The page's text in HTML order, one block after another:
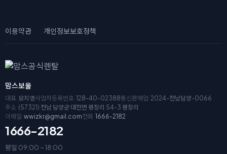
이용약관 개인정보보호정책
맘스보울
대표 모지영사업자등록번호 128-40-02388통신판매업 2024-전남담양-0066
주소 (57321) 전남 담양군 대전면 평장리 54-3 평장리
이메일 wwizkr@gmail.com전화 1666-2182
1666-2182
평일 09:00 ~ 18:00